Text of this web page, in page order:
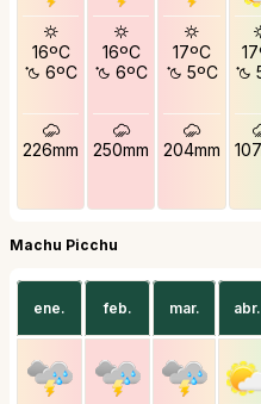
16ºC
6ºC
226mm
16ºC
6ºC
250mm
17ºC
5ºC
204mm
Machu Picchu
ene. feb. mar. abr.